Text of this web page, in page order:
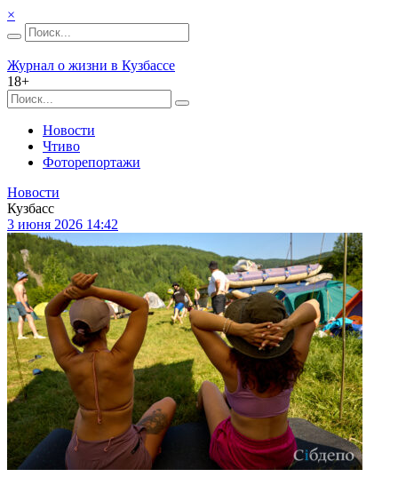
×
Журнал о жизни в Кузбассе
18+
Новости
Чтиво
Фоторепортажи
Новости
Кузбасс
3 июня 2026 14:42